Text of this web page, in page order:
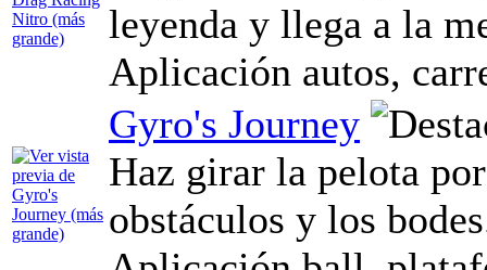
leyenda y llega a la
Aplicación autos,
Gyro's Journey
Haz girar la pelota
obstáculos y los